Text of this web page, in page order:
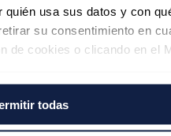
quién usa sus datos y con
su consentimiento en
de cookies o clicando en el
su ubicación geográfica
todas